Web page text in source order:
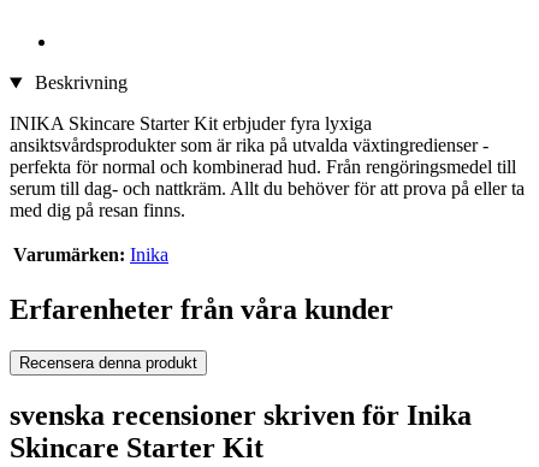
Beskrivning
INIKA Skincare Starter Kit erbjuder fyra lyxiga
ansiktsvårdsprodukter som är rika på utvalda växtingredienser -
perfekta för normal och kombinerad hud. Från rengöringsmedel till
serum till dag- och nattkräm. Allt du behöver för att prova på eller ta
med dig på resan finns.
Varumärken: Inika
Erfarenheter från våra kunder
Recensera denna produkt
svenska recensioner skriven för Inika
Skincare Starter Kit